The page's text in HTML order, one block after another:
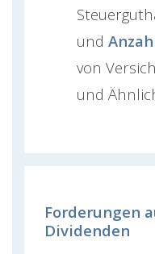
und
von
und
Forderungen
Dividenden